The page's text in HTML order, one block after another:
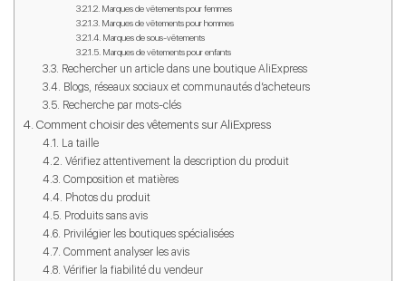
Marques de vêtements pour femmes
Marques de vêtements pour hommes
Marques de sous-vêtements
Marques de vêtements pour enfants
Rechercher un article dans une boutique AliExpress
Blogs, réseaux sociaux et communautés d’acheteurs
Recherche par mots-clés
Comment choisir des vêtements sur AliExpress
La taille
Vérifiez attentivement la description du produit
Composition et matières
Photos du produit
Produits sans avis
Privilégier les boutiques spécialisées
Comment analyser les avis
Vérifier la fiabilité du vendeur